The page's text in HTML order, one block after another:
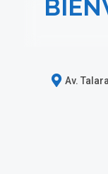
Av.